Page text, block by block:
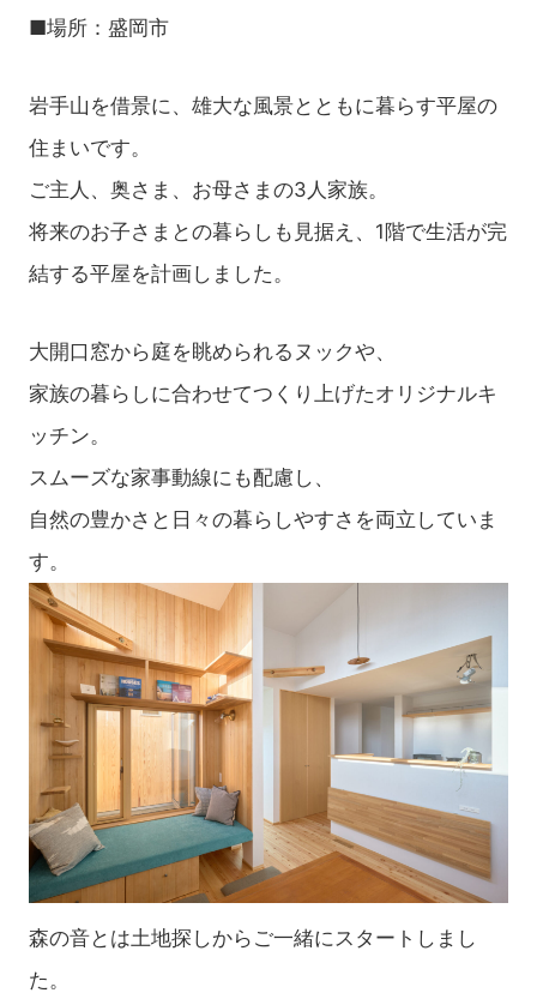
■場所：盛岡市
岩手山を借景に、雄大な風景とともに暮らす平屋の
住まいです。
ご主人、奥さま、お母さまの3人家族。
将来のお子さまとの暮らしも見据え、1階で生活が完
結する平屋を計画しました。
大開口窓から庭を眺められるヌックや、
家族の暮らしに合わせてつくり上げたオリジナルキ
ッチン。
スムーズな家事動線にも配慮し、
自然の豊かさと日々の暮らしやすさを両立していま
す。
森の音とは土地探しからご一緒にスタートしまし
た。